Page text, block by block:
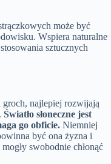
może być
Wspiera naturalne
sztucznych
najlepiej rozwijają
Światło słoneczne jest
go obficie. Niemniej
być ona żyzna i
swobodnie chłonąć